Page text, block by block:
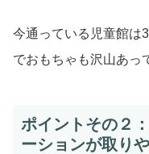
今通っている児童館は
でおもちゃも沢山あっ
ポイントその２
ーションが取り